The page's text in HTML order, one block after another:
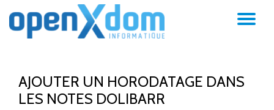
Aller
AJOUTER UN HORODATAGE DANS
LES NOTES DOLIBARR